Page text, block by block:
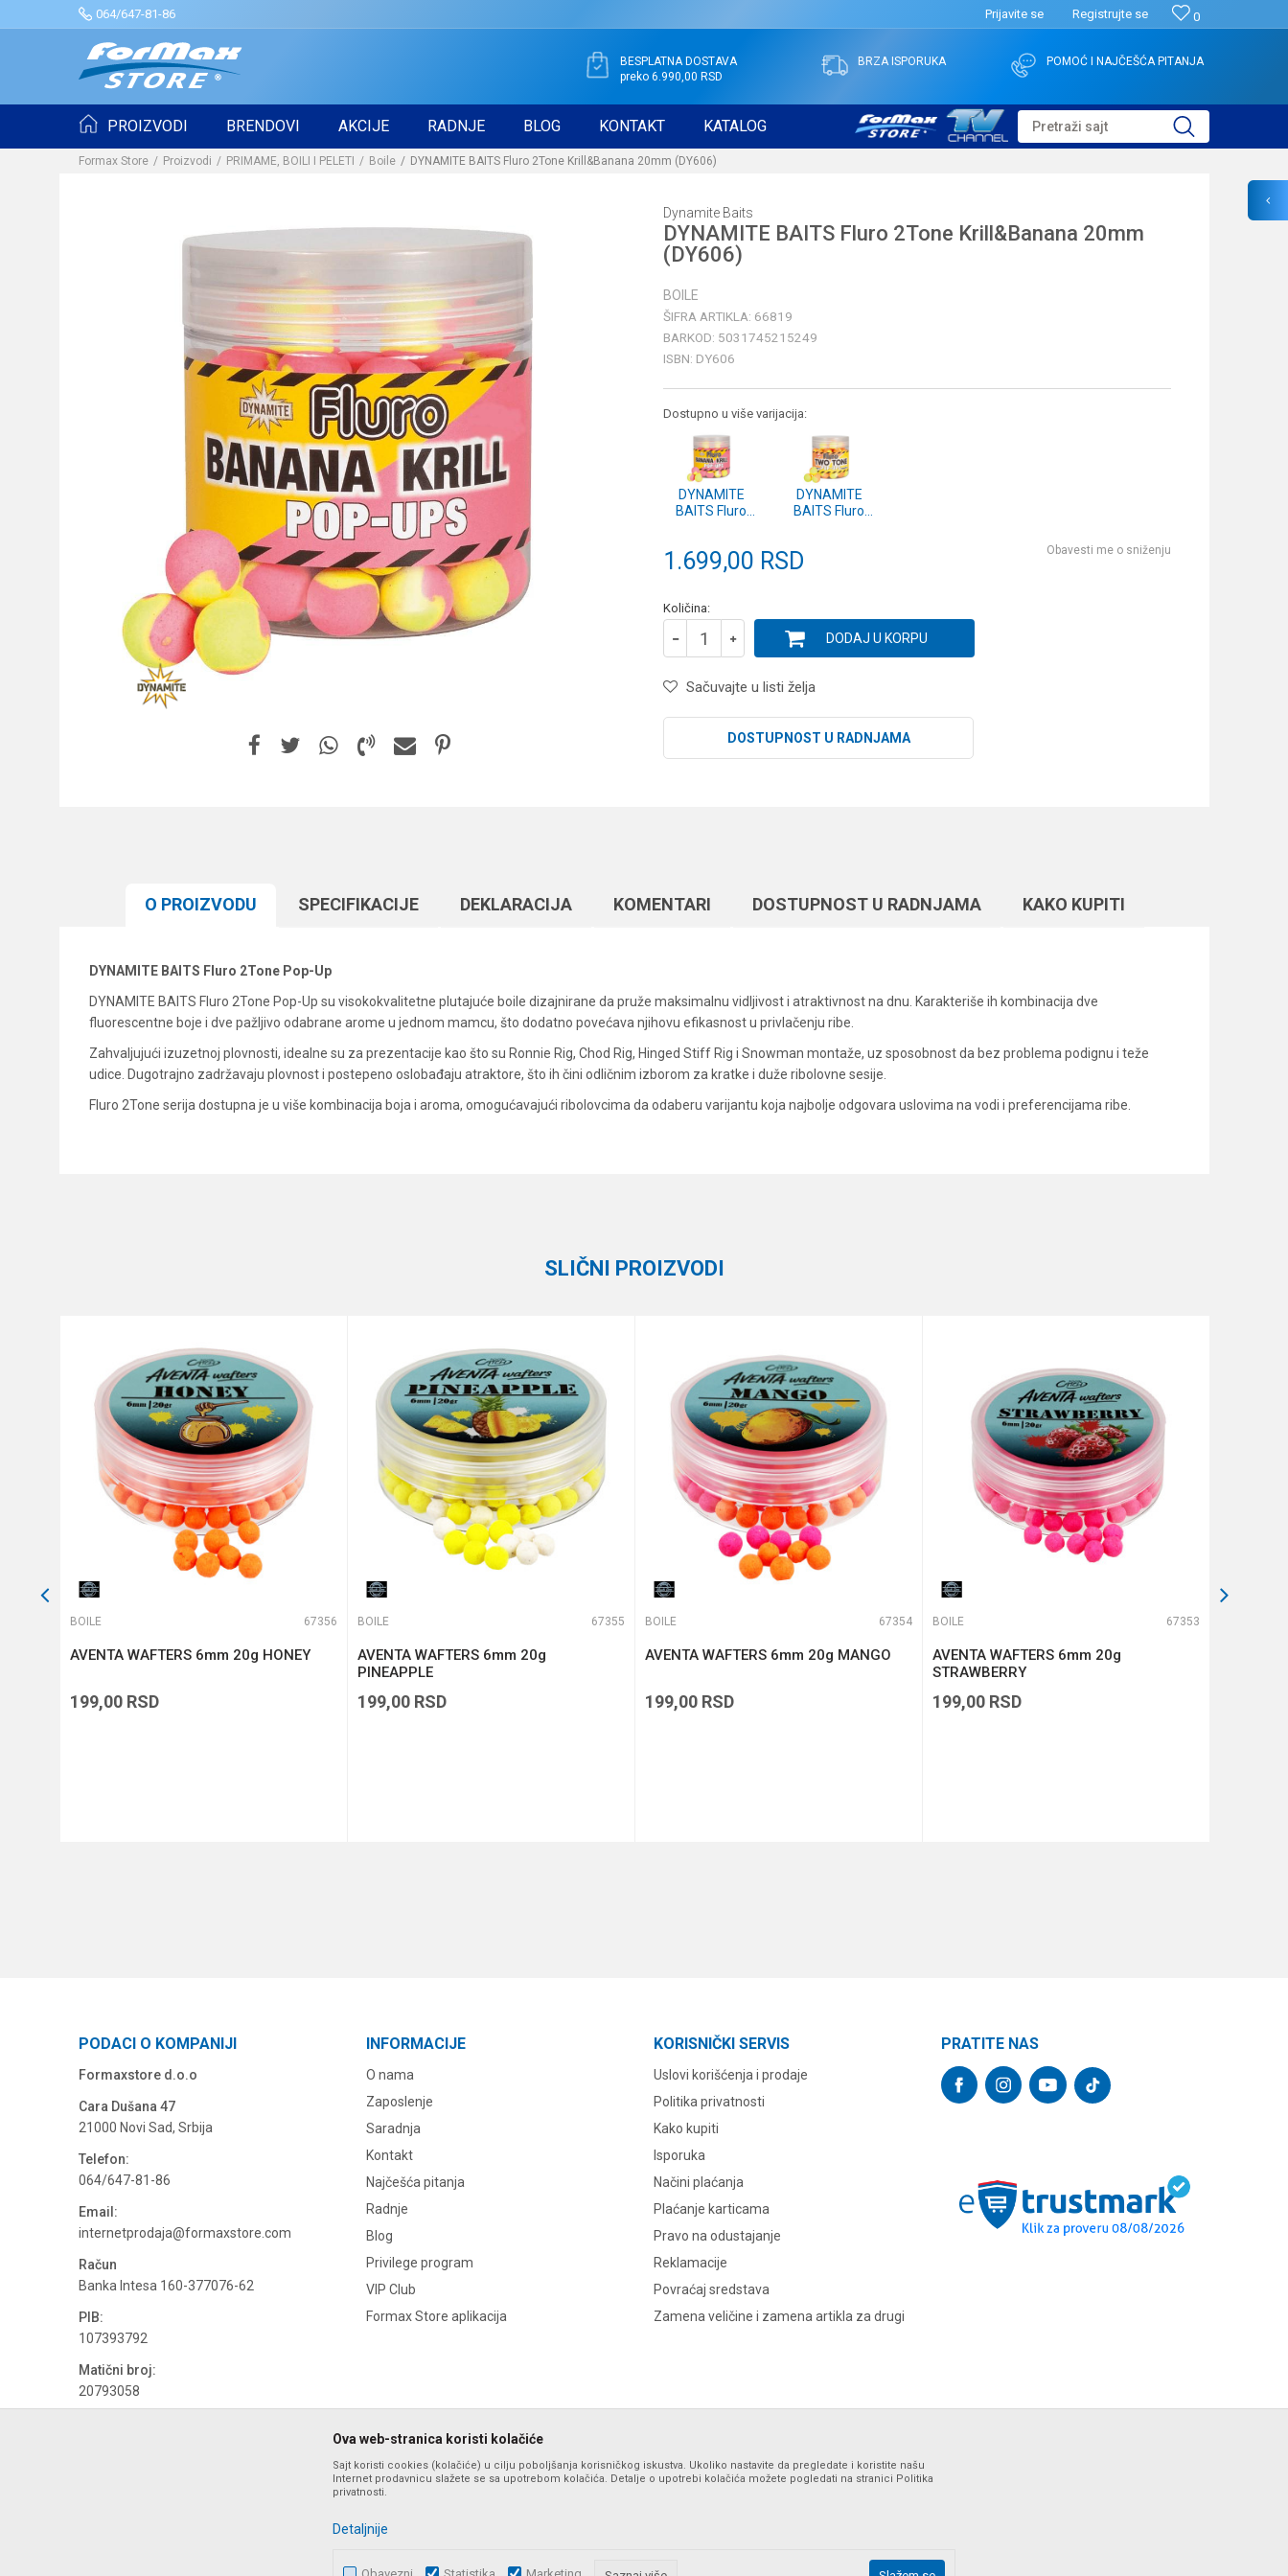
064/647-81-86 0
Prijavite se Registrujte se
BESPLATNA DOSTAVA
preko 6.990,00 RSD
BRZA ISPORUKA POMOĆ I NAJČEŠĆA PITANJA
PROIZVODI BRENDOVI AKCIJE RADNJE BLOG KONTAKT KATALOG Pretraži sajt
Formax Store Proizvodi PRIMAME, BOILI I PELETI Boile DYNAMITE BAITS Fluro 2Tone Krill&Banana 20mm (DY606)
Dynamite Baits
DYNAMITE BAITS Fluro 2Tone Krill&Banana 20mm
(DY606)
BOILE
ŠIFRA ARTIKLA: 66819
BARKOD: 5031745215249
ISBN: DY606
Dostupno u više varijacija:
DYNAMITE
BAITS Fluro
20mm (DY606)
DYNAMITE
BAITS Fluro
1.699,00 RSD Obavesti me o sniženju
Količina:
DODAJ U KORPU
Sačuvajte u listi želja
DOSTUPNOST U RADNJAMA
O PROIZVODU SPECIFIKACIJЕ DEKLARACIJA KOMENTARI DOSTUPNOST U RADNJAMA KAKO KUPITI
DYNAMITE BAITS Fluro 2Tone Pop-Up
DYNAMITE BAITS Fluro 2Tone Pop-Up su visokokvalitetne plutajuće boile dizajnirane da pruže maksimalnu vidljivost i atraktivnost na dnu. Karakteriše ih kombinacija dve
fluorescentne boje i dve pažljivo odabrane arome u jednom mamcu, što dodatno povećava njihovu efikasnost u privlačenju ribe.
Zahvaljujući izuzetnoj plovnosti, idealne su za prezentacije kao što su Ronnie Rig, Chod Rig, Hinged Stiff Rig i Snowman montaže, uz sposobnost da bez problema podignu i teže
udice. Dugotrajno zadržavaju plovnost i postepeno oslobađaju atraktore, što ih čini odličnim izborom za kratke i duže ribolovne sesije.
Fluro 2Tone serija dostupna je u više kombinacija boja i aroma, omogućavajući ribolovcima da odaberu varijantu koja najbolje odgovara uslovima na vodi i preferencijama ribe.
Anti-spam zaštita - izračunajte koliko je 4 + 1 :
SLIČNI PROIZVODI
BOILE 67356
AVENTA WAFTERS 6mm 20g HONEY
199,00 RSD
BOILE 67355
AVENTA WAFTERS 6mm 20g
PINEAPPLE
199,00 RSD
BOILE 67354
AVENTA WAFTERS 6mm 20g MANGO
199,00 RSD
BOILE 67353
AVENTA WAFTERS 6mm 20g
STRAWBERRY
199,00 RSD
PODACI O KOMPANIJI
Formaxstore d.o.o
Cara Dušana 47
21000 Novi Sad, Srbija
Telefon:
064/647-81-86
Email:
internetprodaja@formaxstore.com
Račun
Banka Intesa 160-377076-62
PIB:
107393792
Matični broj:
20793058
INFORMACIJE
O nama
Zaposlenje
Saradnja
Kontakt
Najčešća pitanja
Radnje
Blog
Privilege program
VIP Club
Formax Store aplikacija
KORISNIČKI SERVIS
Uslovi korišćenja i prodaje
Politika privatnosti
Kako kupiti
Isporuka
Načini plaćanja
Plaćanje karticama
Pravo na odustajanje
Reklamacije
Povraćaj sredstava
Zamena veličine i zamena artikla za drugi
PRATITE NAS
Ova web-stranica koristi kolačiće
Sajt koristi cookies (kolačiće) u cilju poboljšanja korisničkog iskustva. Ukoliko nastavite da pregledate i koristite našu
Internet prodavnicu slažete se sa upotrebom kolačića. Detalje o upotrebi kolačića možete pogledati na stranici Politika
privatnosti.
Detaljnije